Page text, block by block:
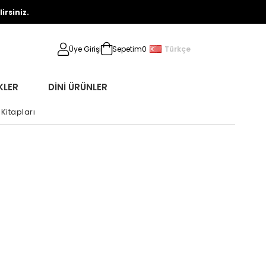
Üye Girişi Sepetim0 Türkçe
DİNİ ÜRÜNLER